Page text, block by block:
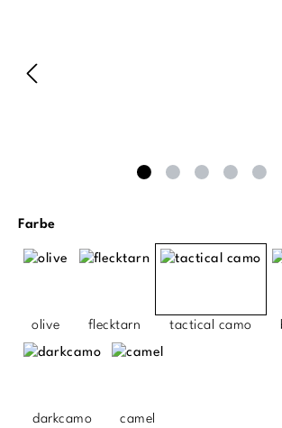
Farbeauswählen
olive flecktarn tactical camo
darkcamo camel